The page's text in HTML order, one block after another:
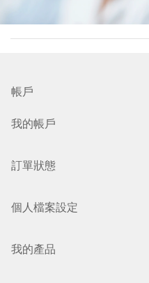
帳戶
我的帳戶
訂單狀態
個人檔案設定
我的產品